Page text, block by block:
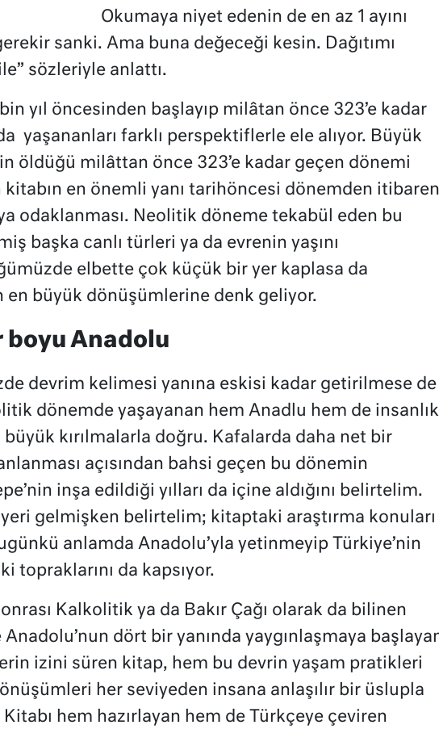
Okumaya niyet edenin de en az 1 ayını
sanki. Ama buna değeceği kesin. Dağıtımı
sözleriyle anlattı.
yıl öncesinden başlayıp milâtan önce 323’e kadar
yaşananları farklı perspektiflerle ele alıyor. Büyük
öldüğü milâttan önce 323’e kadar geçen dönemi
kitabın en önemli yanı tarihöncesi dönemden itibaren
odaklanması. Neolitik döneme tekabül eden bu
başka canlı türleri ya da evrenin yaşını
elbette çok küçük bir yer kaplasa da
en büyük dönüşümlerine denk geliyor.
boyu Anadolu
devrim kelimesi yanına eskisi kadar getirilmese de
dönemde yaşayanan hem Anadlu hem de insanlık
kırılmalarla doğru. Kafalarda daha net bir
açısından bahsi geçen bu dönemin
inşa edildiği yılları da içine aldığını belirtelim.
yeri gelmişken belirtelim; kitaptaki araştırma konuları
anlamda Anadolu’yla yetinmeyip Türkiye’nin
topraklarını da kapsıyor.
Kalkolitik ya da Bakır Çağı olarak da bilinen
dört bir yanında yaygınlaşmaya
izini süren kitap, hem bu devrin yaşam pratikleri
her seviyeden insana anlaşılır bir üslupla
Kitabı hem hazırlayan hem de Türkçeye çeviren